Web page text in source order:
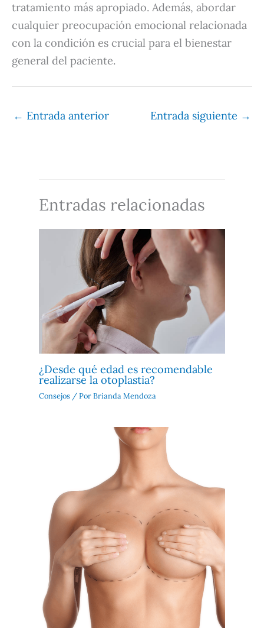
tratamiento más apropiado. Además, abordar
cualquier preocupación emocional relacionada
con la condición es crucial para el bienestar
general del paciente.
← Entrada anterior Entrada siguiente →
Entradas relacionadas
¿Desde qué edad es recomendable
realizarse la otoplastia?
Consejos/ PorBrianda Mendoza